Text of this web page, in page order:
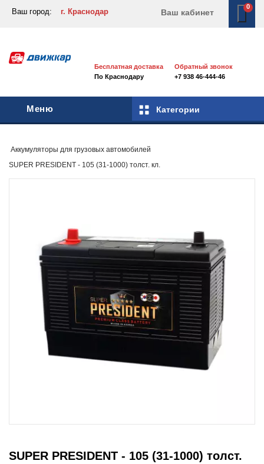
Ваш город: г. Краснодар Ваш кабинет
0
Бесплатная доставка
По Краснодару
Обратный звонок
+7 938 46-444-46
Меню Категории
Аккумуляторы для грузовых автомобилей
SUPER PRESIDENT - 105 (31-1000) толст. кл.
SUPER PRESIDENT - 105 (31-1000) толст.